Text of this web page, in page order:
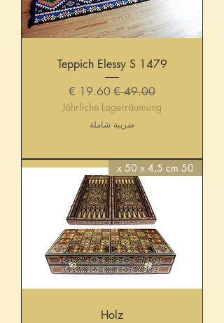
Teppich Elessy S 1479
سعر عاديسعر البيع
Jährliche Lagerräumung
ضريبة شاملة
50 x 50 x 4,5 cm
Holz